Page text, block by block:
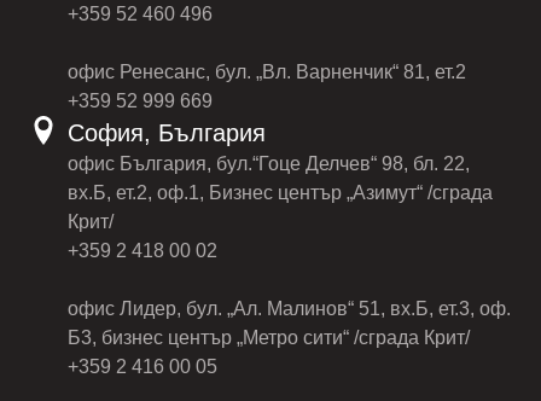
+359 52 460 496
офис Ренесанс, бул. „Вл. Варненчик“ 81, ет.2
+359 52 999 669
София, България
офис България, бул.“Гоце Делчев“ 98, бл. 22,
вх.Б, ет.2, оф.1, Бизнес център „Азимут“ /сграда
Крит/
+359 2 418 00 02
офис Лидер, бул. „Ал. Малинов“ 51, вх.Б, ет.3, оф.
Б3, бизнес център „Метро сити“ /сграда Крит/
+359 2 416 00 05